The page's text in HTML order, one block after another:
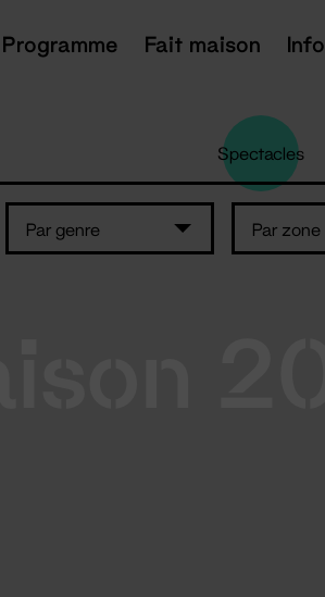
Programme Fait maison
Spectacles
Par genre Par zone